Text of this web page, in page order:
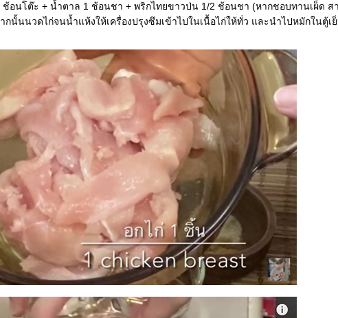
อนโต๊ะ + น้ำตาล 1 ช้อนชา + พริกไทยขาวป่น 1/2 ช้อนชา (หากชอบทานเผ็ด ส
นั้นนวดไก่จนน้ำแห้งให้เครื่องปรุงซึมเข้าไปในเนื้อไก่ให้ทั่ว และนำไปหมักในตู้เ